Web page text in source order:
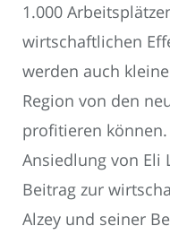
1.000
wirtschaftlichen
werden auch
Region von den
profitieren
Ansiedlung von Eli
Beitrag zur
Alzey und seiner